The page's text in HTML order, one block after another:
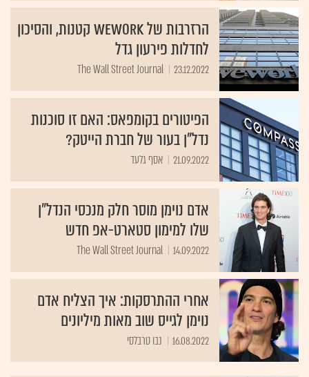
הרזרבות של WeWork קטנות, והסיכון
לחדלות פירעון גדל
23.12.2022
The Wall Street Journal
הפיטורים בקומפאס: האם זו סוכנות
נדל"ן בעור של חברת הייטק?
21.09.2022 אסף גלעד
אדם נוימן מוסר חלק מנכסי הנדל״ן
שלו למימון סטארט-אפ חדש
14.09.2022
The Wall Street Journal
אחרי ההתרסקות: איך הצליח אדם
נוימן לגייס שוב מאות מיליונים
16.08.2022 נבו טרבלסי